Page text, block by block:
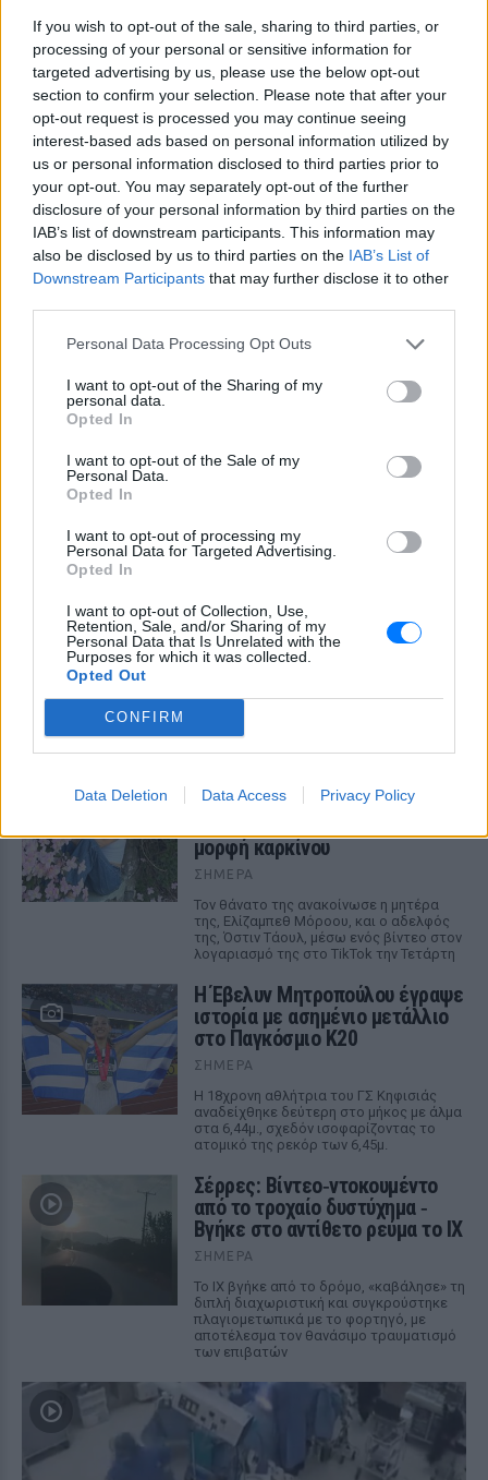
If you wish to opt-out of the sale, sharing to third parties, or
processing of your personal or sensitive information for
targeted advertising by us, please use the below opt-out
section to confirm your selection. Please note that after your
opt-out request is processed you may continue seeing
interest-based ads based on personal information utilized by
us or personal information disclosed to third parties prior to
your opt-out. You may separately opt-out of the further
disclosure of your personal information by third parties on the
IAB’s list of downstream participants. This information may
also be disclosed by us to third parties on the IAB’s List of
Downstream Participants that may further disclose it to other
Personal Data Processing Opt Outs
I want to opt-out of the Sharing of my
personal data.
Opted In
I want to opt-out of the Sale of my
Personal Data.
Opted In
I want to opt-out of processing my
Personal Data for Targeted Advertising.
Opted In
I want to opt-out of Collection, Use,
Retention, Sale, and/or Sharing of my
Personal Data that Is Unrelated with the
Purposes for which it was collected.
Opted Out
CONFIRM
Data Deletion Data Access Privacy Policy
Για ακόμη περισσότερανέα, μπείτε στηνροή
ειδήσεων του E-Daily.gr
Ακολουθήστε το E-Radio.gr και στο Instagram
ΔΙΑΦΗΜΙΣΗ
ΔΕΙΤΕ ΕΠΙΣΗΣ
ΣΤΗΝ ΙΔΙΑ ΚΑΤΗΓΟΡΙΑ
Πέθανε η influencer Σίντνεϊ
Τάουλ σε ηλικία 26 ετών
μορφή καρκίνου
ΣΉΜΕΡΑ
Τον θάνατο της ανακοίνωσε η μητέρα
της, Ελίζαμπεθ Μόροου, και ο αδελφός
της, Όστιν Τάουλ, μέσω ενός βίντεο στον
λογαριασμό της στο TikTok την Τετάρτη
Η Έβελυν Μητροπούλου έγραψε
ιστορία με ασημένιο μετάλλιο
στο Παγκόσμιο Κ20
ΣΉΜΕΡΑ
Η 18χρονη αθλήτρια του ΓΣ Κηφισιάς
αναδείχθηκε δεύτερη στο μήκος με άλμα
στα 6,44μ., σχεδόν ισοφαρίζοντας το
ατομικό της ρεκόρ των 6,45μ.
Σέρρες: Βίντεο‑ντοκουμέντο
από το τροχαίο δυστύχημα ‑
Βγήκε στο αντίθετο ρεύμα το ΙΧ
ΣΉΜΕΡΑ
Το ΙΧ βγήκε από το δρόμο, «καβάλησε» τη
διπλή διαχωριστική και συγκρούστηκε
πλαγιομετωπικά με το φορτηγό, με
αποτέλεσμα τον θανάσιμο τραυματισμό
των επιβατών